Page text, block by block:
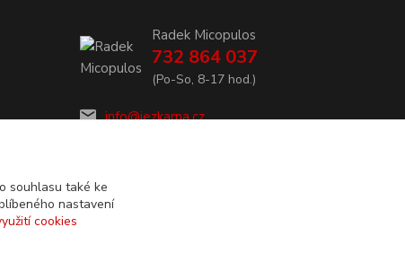
Radek Micopulos
732 864 037
(Po-So, 8-17 hod.)
info@jezkarna.cz
souhlasu také ke
nastavení
cookies